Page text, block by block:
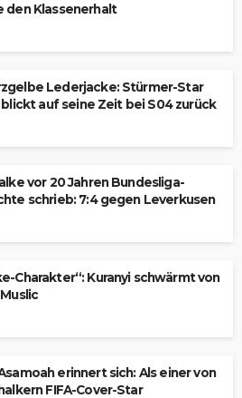
den Klassenerhalt
Lederjacke: Stürmer-Star
blickt auf seine Zeit bei S04 zurück
vor 20 Jahren Bundesliga-
schrieb: 7:4 gegen Leverkusen
Charakter“: Kuranyi schwärmt von
erinnert sich: Als einer von
FIFA-Cover-Star